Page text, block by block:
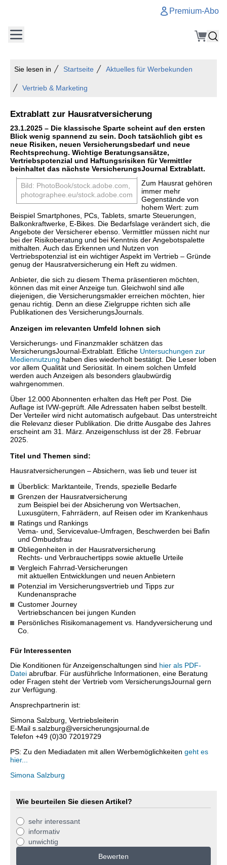
Premium-Abo
Sie lesen in Startseite Aktuelles für Werbekunden
Vertrieb & Marketing
Extrablatt zur Hausratversicherung
23.1.2025 – Die klassische Sparte scheint auf den ersten
Blick wenig spannend zu sein. Doch tatsächlich gibt es
neue Risiken, neuen Versicherungsbedarf und neue
Rechtsprechung. Wichtige Beratungsansätze,
Vertriebspotenzial und Haftungsrisiken für Vermittler
beinhaltet das nächste VersicherungsJournal Extrablatt.
Bild: PhotoBook/stock.adobe.com,
photographee.eu/stock.adobe.com
Zum Hausrat gehören
immer mehr
Gegenstände von
hohem Wert: zum
Beispiel Smartphones, PCs, Tablets, smarte Steuerungen,
Balkonkraftwerke, E-Bikes. Die Bedarfslage verändert sich, die
Angebote der Versicherer ebenso. Vermittler müssen nicht nur
bei der Risikoberatung und bei Kenntnis der Angebotspalette
mithalten. Auch das Erkennen und Nutzen von
Vertriebspotenzial ist ein wichtiger Aspekt im Vertrieb – Gründe
genug der Hausratversicherung ein Heft zu widmen.
Anbieter, die sich zu diesem Thema präsentieren möchten,
können das mit einer Anzeige tun. Gleichwohl sind alle
diejenigen, die Versicherungsmakler erreichen möchten, hier
genau richtig. Denn an diese Zielgruppe richten sich alle
Publikationen des VersicherungsJournals.
Anzeigen im relevanten Umfeld lohnen sich
Versicherungs- und Finanzmakler schätzen das
VersicherungsJournal-Extrablatt. Etliche Untersuchungen zur
Mediennutzung haben dies wiederholt bestätigt. Die Leser loben
vor allem Qualität und Seriosität. In einem solchen Umfeld
werden auch Anzeigen als besonders glaubwürdig
wahrgenommen.
Über 12.000 Abonnenten erhalten das Heft per Post. Die
Auflage ist IVW-geprüft. Alle Adressaten haben selbst bestellt.
Der Verteiler wird nicht automatisch aufgebaut. Das unterstreicht
die Relevanz dieser Publikation. Die dritte Ausgabe des Jahres
erscheint am 31. März. Anzeigenschluss ist der 28. Februar
2025.
Titel und Themen sind:
Hausratversicherungen – Absichern, was lieb und teuer ist
Überblick: Marktanteile, Trends, spezielle Bedarfe
Grenzen der Hausratversicherung
zum Beispiel bei der Absicherung von Wertsachen,
Luxusgütern, Fahrrädern, auf Reisen oder im Krankenhaus
Ratings und Rankings
Vema- und, Servicevalue-Umfragen, Beschwerden bei Bafin
und Ombudsfrau
Obliegenheiten in der Hausratversicherung
Rechts- und Verbrauchertipps sowie aktuelle Urteile
Vergleich Fahrrad-Versicherungen
mit aktuellen Entwicklungen und neuen Anbietern
Potenzial im Versicherungsvertrieb und Tipps zur
Kundenansprache
Customer Journey
Vertriebschancen bei jungen Kunden
Persönliches Risikomanagement vs. Handyversicherung und
Co.
Für Interessenten
Die Konditionen für Anzeigenschaltungen sind hier als PDF-
Datei abrufbar. Für ausführliche Informationen, eine Beratung
oder Fragen steht der Vertrieb vom VersicherungsJournal gern
zur Verfügung.
Ansprechpartnerin ist:
Simona Salzburg, Vertriebsleiterin
E-Mail s.salzburg@versicherungsjournal.de
Telefon +49 (0)30 72019729
PS: Zu den Mediadaten mit allen Werbemöglichkeiten geht es
hier...
Simona Salzburg
Wie beurteilen Sie diesen Artikel?
sehr interessant
informativ
unwichtig
Bewerten